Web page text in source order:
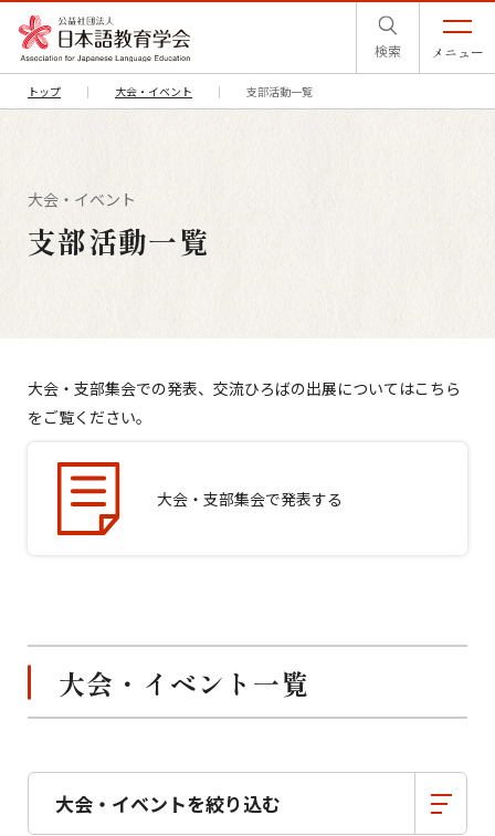
検索 メニュー
トップ 大会・イベント 支部活動一覧
大会・イベント
支部活動一覧
大会・支部集会での発表、交流ひろばの出展についてはこちら
をご覧ください。
大会・支部集会で発表する
大会・イベント一覧
大会・イベントを絞り込む